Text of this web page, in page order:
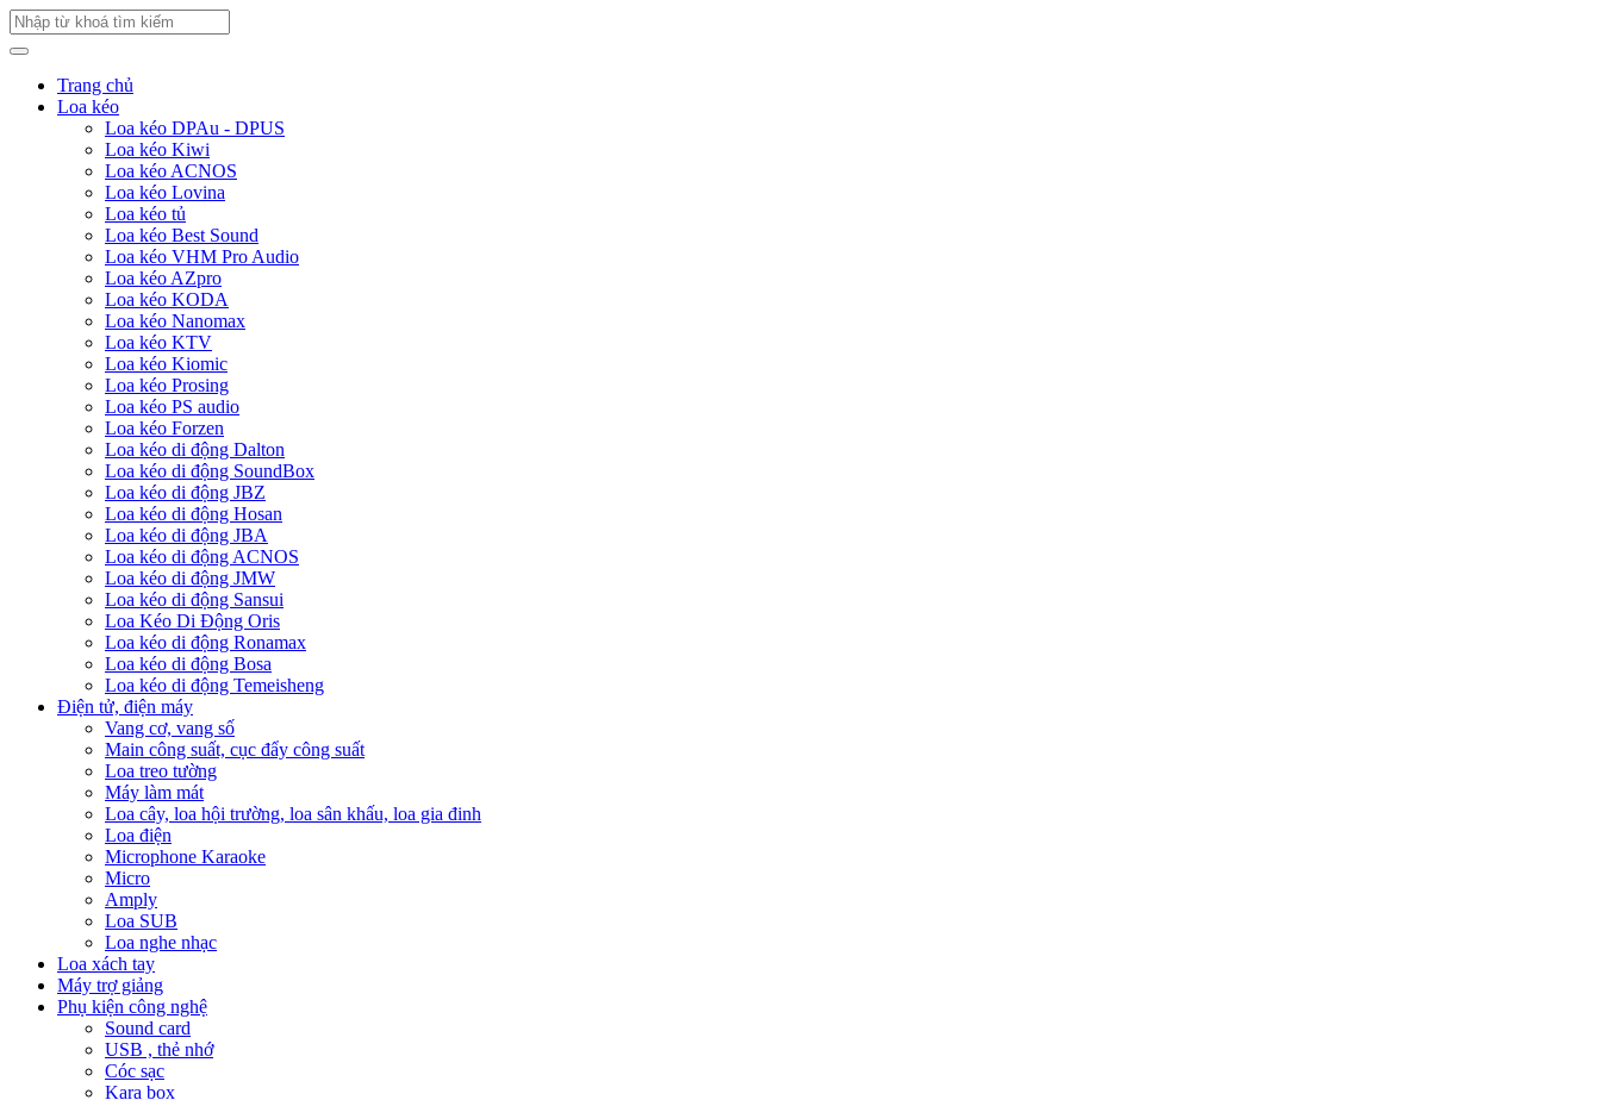
Trang chủ
Loa kéo
Loa kéo DPAu - DPUS
Loa kéo Kiwi
Loa kéo ACNOS
Loa kéo Lovina
Loa kéo tủ
Loa kéo Best Sound
Loa kéo VHM Pro Audio
Loa kéo AZpro
Loa kéo KODA
Loa kéo Nanomax
Loa kéo KTV
Loa kéo Kiomic
Loa kéo Prosing
Loa kéo PS audio
Loa kéo Forzen
Loa kéo di động Dalton
Loa kéo di động SoundBox
Loa kéo di động JBZ
Loa kéo di động Hosan
Loa kéo di động JBA
Loa kéo di động ACNOS
Loa kéo di động JMW
Loa kéo di động Sansui
Loa Kéo Di Động Oris
Loa kéo di động Ronamax
Loa kéo di động Bosa
Loa kéo di động Temeisheng
Điện tử, điện máy
Vang cơ, vang số
Main công suất, cục đẩy công suất
Loa treo tường
Máy làm mát
Loa cây, loa hội trường, loa sân khấu, loa gia đinh
Loa điện
Microphone Karaoke
Micro
Amply
Loa SUB
Loa nghe nhạc
Loa xách tay
Máy trợ giảng
Phụ kiện công nghệ
Sound card
USB , thẻ nhớ
Cóc sạc
Kara box